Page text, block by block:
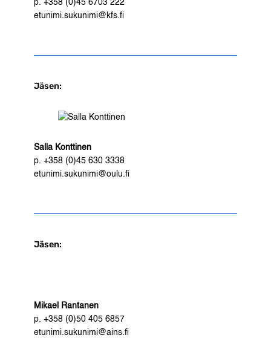
p. +358 (0)45 6703 222
etunimi.sukunimi@kfs.fi
Jäsen:
Salla Konttinen
p. +358 (0)45 630 3338
etunimi.sukunimi@oulu.fi
Jäsen:
Mikael Rantanen
p. +358 (0)50 405 6857
etunimi.sukunimi@ains.fi